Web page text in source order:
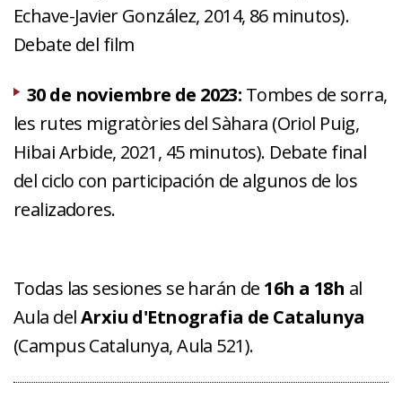
Echave-Javier González, 2014, 86 minutos).
Debate del film
30 de noviembre de 2023: Tombes de sorra,
les rutes migratòries del Sàhara (Oriol Puig,
Hibai Arbide, 2021, 45 minutos). Debate final
del ciclo con participación de algunos de los
realizadores.
Todas las sesiones se harán de 16h a 18h al
Aula delArxiu d'Etnografia de Catalunya
(Campus Catalunya, Aula 521).